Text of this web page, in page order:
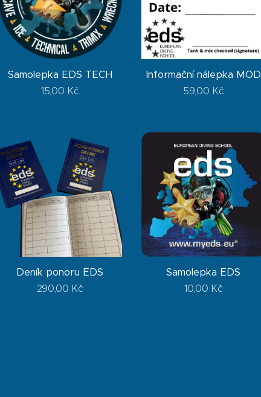
Samolepka EDS TECH
15,00 Kč
Informační nálepka MOD
59,00 Kč
Deník ponoru EDS
290,00 Kč
Samolepka EDS
10,00 Kč